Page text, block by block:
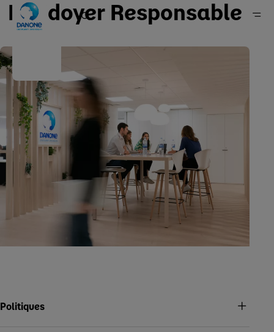
Accueil
Engagements
Notre approche
Politiques, positions & rapports
Politiques et positions
Plaidoyer Responsable
Politiques